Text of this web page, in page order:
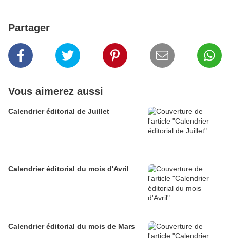
Partager
Vous aimerez aussi
Calendrier éditorial de Juillet
Calendrier éditorial du mois d'Avril
Calendrier éditorial du mois de Mars